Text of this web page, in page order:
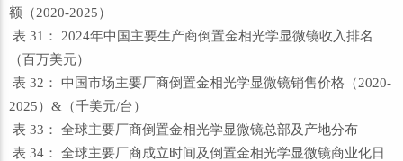
额（2020-2025）
表 31： 2024年中国主要生产商倒置金相光学显微镜收入排名
（百万美元）
表 32： 中国市场主要厂商倒置金相光学显微镜销售价格（2020-
2025）&（千美元/台）
表 33： 全球主要厂商倒置金相光学显微镜总部及产地分布
表 34： 全球主要厂商成立时间及倒置金相光学显微镜商业化日